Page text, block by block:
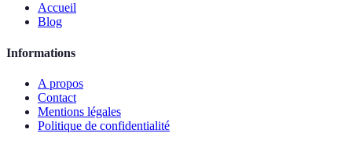
Accueil
Blog
Informations
A propos
Contact
Mentions légales
Politique de confidentialité